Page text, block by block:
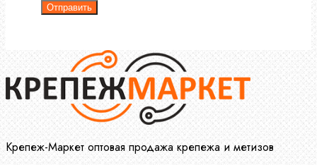
Отправить
Крепеж-Маркет оптовая продажа крепежа и метизов